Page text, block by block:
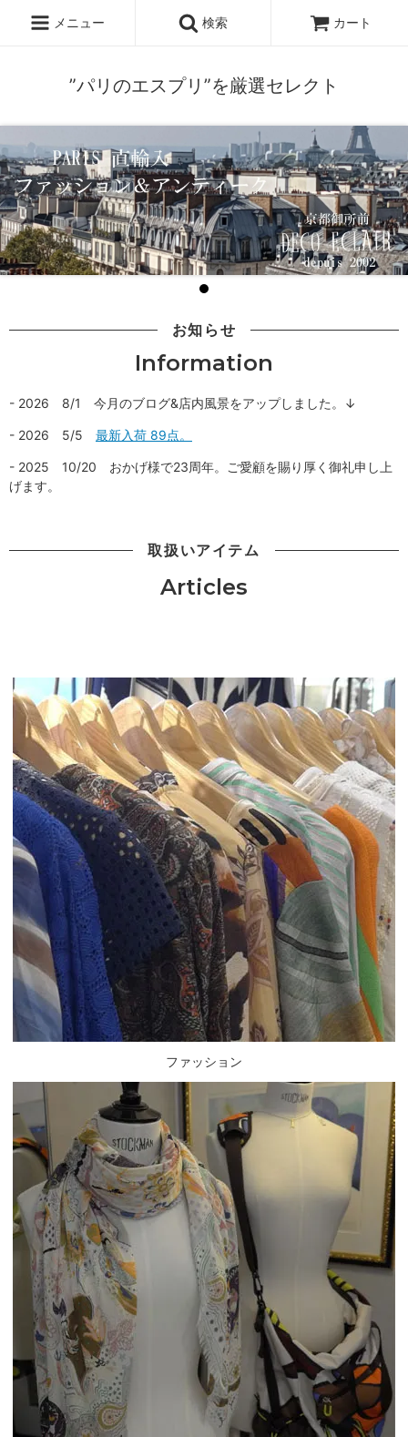
メニュー 検索 カート
”パリのエスプリ”を厳選セレクト
お知らせ
Information
- 2026 8/1 今月のブログ&店内風景をアップしました。↓
- 2026 5/5 最新入荷 89点。
- 2025 10/20 おかげ様で23周年。ご愛顧を賜り厚く御礼申し上
げます。
取扱いアイテム
Articles
ファッション